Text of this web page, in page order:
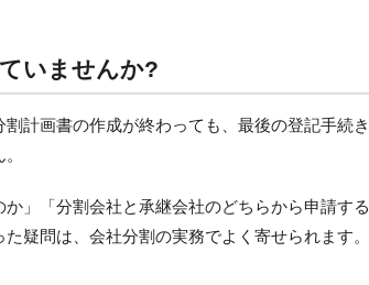
いませんか?
計画書の作成が終わっても、最後の登記手続き
」「分割会社と承継会社のどちらから申請する
疑問は、会社分割の実務でよく寄せられます。